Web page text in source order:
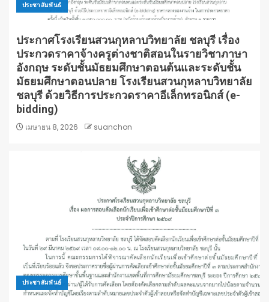
ประชาสัมพันธ์
ประกาศโรงเรียนสวนกุหลาบวิทยาลัย ชลบุรี เรื่อง
ประกวดราคาจ้างครูต่างชาติสอนในรายวิชาภาษา
อังกฤษ ระดับชั้นมัธยมศึกษาตอนต้นและระดับชั้น
มัธยมศึกษาตอนปลาย โรงเรียนสวนกุหลาบวิทยาลัย
ชลบุรี ด้วยวิธีการประกวดราคาอีเล็กทรอนิกส์ (e-
bidding)
เมษายน 8, 2026 suanchon
ประชาสัมพันธ์